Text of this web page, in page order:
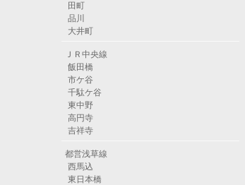
田町
品川
大井町
ＪＲ中央線
飯田橋
市ケ谷
千駄ケ谷
東中野
高円寺
吉祥寺
都営浅草線
西馬込
東日本橋